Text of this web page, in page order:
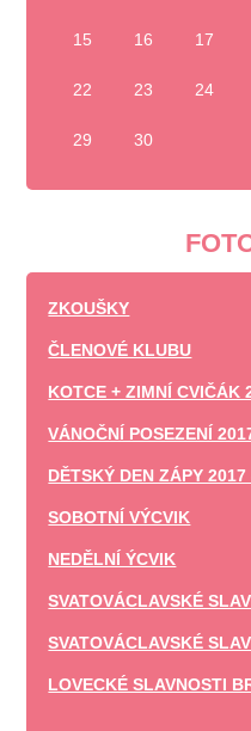
15 16 17
22 23 24
29 30
ZKOUŠKY
ČLENOVÉ KLUBU
KOTCE + ZIMNÍ CVIČÁK
VÁNOČNÍ POSEZENÍ
DĚTSKÝ DEN ZÁPY
SOBOTNÍ VÝCVIK
NEDĚLNÍ ÝCVIK
SVATOVÁCLAVSKÉ
SVATOVÁCLAVSKÉ
LOVECKÉ SLAVNOSTI